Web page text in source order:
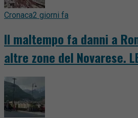
Cronaca2 giorni fa
Il maltempo fa danni a
altre zone del Novarese.